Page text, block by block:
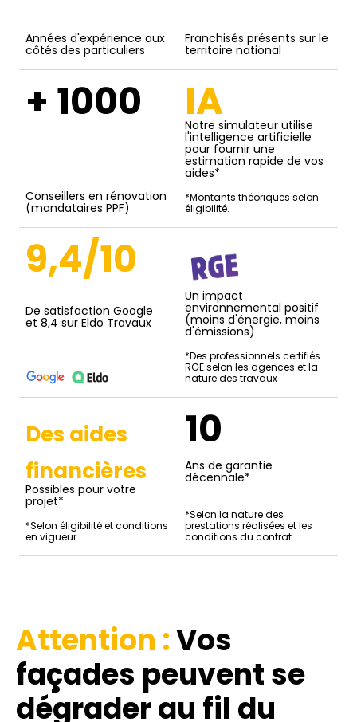
Années d'expérience aux
côtés des particuliers
Franchisés présents sur le
territoire national
+ 1000
Conseillers en rénovation
(mandataires PPF)
IA
Notre simulateur utilise
l'intelligence artificielle
pour fournir une
estimation rapide de vos
aides*
*Montants théoriques selon
éligibilité.
9,4/10
De satisfaction Google
et 8,4 sur Eldo Travaux
Un impact
environnemental positif
(moins d'énergie, moins
d'émissions)
*Des professionnels certifiés
RGE selon les agences et la
nature des travaux
Des aides
financières
Possibles pour votre
projet*
*Selon éligibilité et conditions
en vigueur.
10
Ans de garantie
décennale*
*Selon la nature des
prestations réalisées et les
conditions du contrat.
Attention :Vos
façades peuvent se
dégrader au fil du